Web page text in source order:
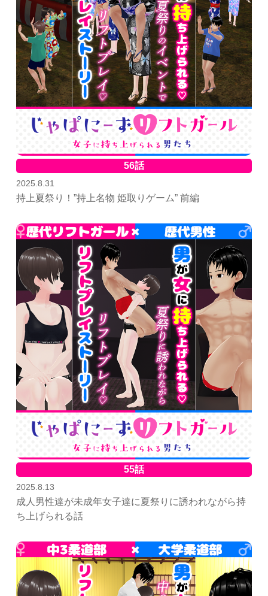
56話
2025.8.31
持上夏祭り！”持上名物 姫取りゲーム” 前編
55話
2025.8.13
成人男性達が未成年女子達に夏祭りに誘われながら持
ち上げられる話